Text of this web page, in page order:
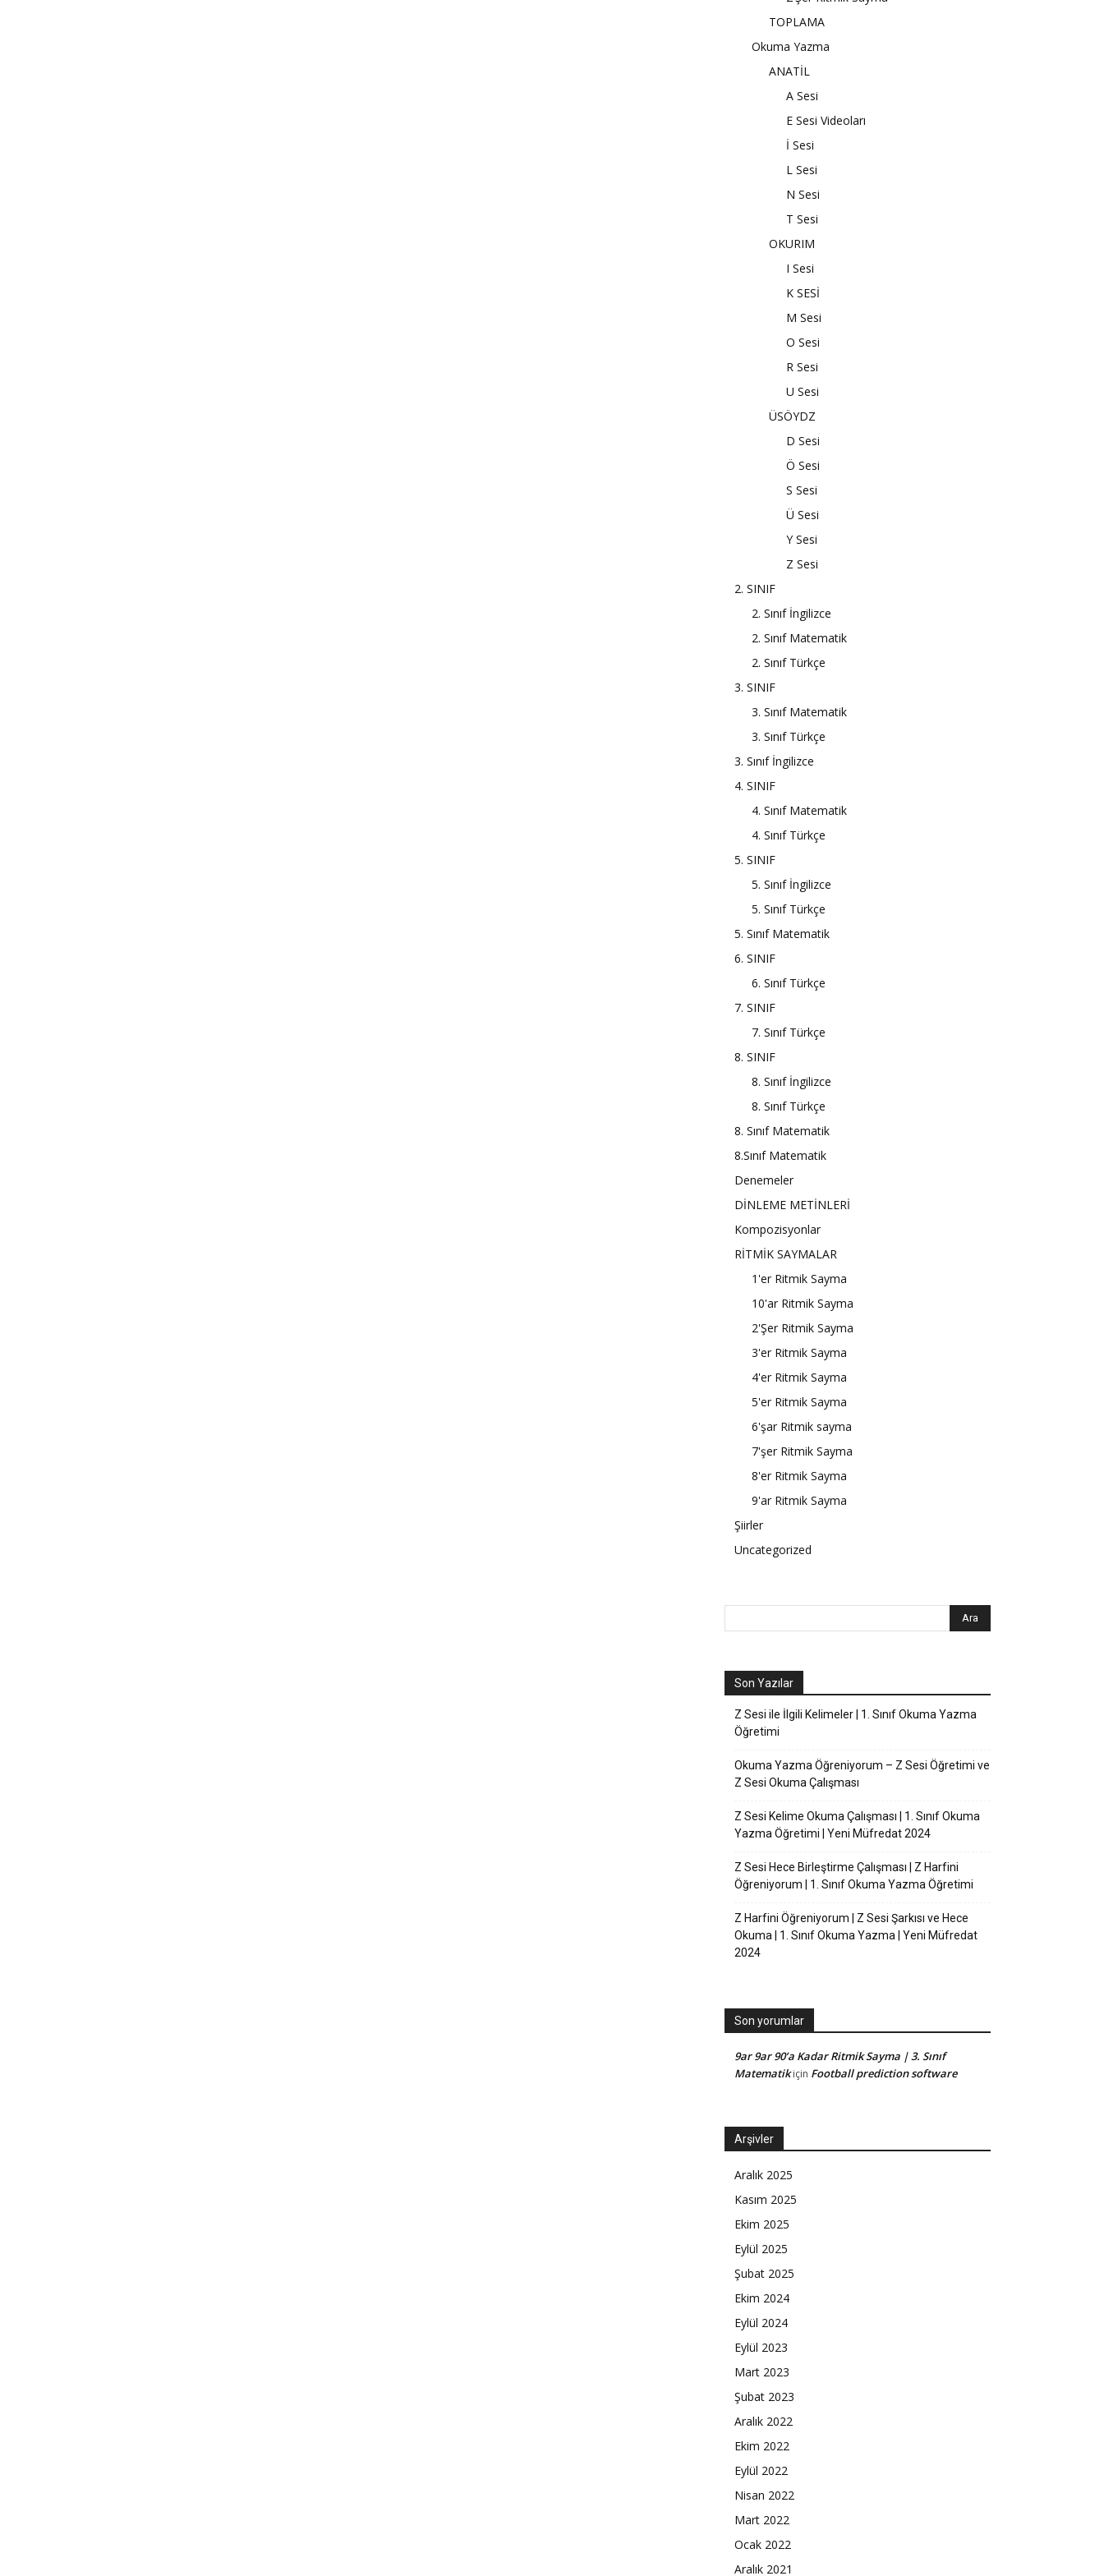
TOPLAMA
Okuma Yazma
ANATİL
A Sesi
E Sesi Videoları
İ Sesi
L Sesi
N Sesi
T Sesi
OKURIM
I Sesi
K SESİ
M Sesi
O Sesi
R Sesi
U Sesi
ÜSÖYDZ
D Sesi
Ö Sesi
S Sesi
Ü Sesi
Y Sesi
Z Sesi
2. SINIF
2. Sınıf İngilizce
2. Sınıf Matematik
2. Sınıf Türkçe
3. SINIF
3. Sınıf Matematik
3. Sınıf Türkçe
3. Sınıf İngilizce
4. SINIF
4. Sınıf Matematik
4. Sınıf Türkçe
5. SINIF
5. Sınıf İngilizce
5. Sınıf Türkçe
5. Sınıf Matematik
6. SINIF
6. Sınıf Türkçe
7. SINIF
7. Sınıf Türkçe
8. SINIF
8. Sınıf İngilizce
8. Sınıf Türkçe
8. Sınıf Matematik
8.Sınıf Matematik
Denemeler
DİNLEME METİNLERİ
Kompozisyonlar
RİTMİK SAYMALAR
1'er Ritmik Sayma
10'ar Ritmik Sayma
2'Şer Ritmik Sayma
3'er Ritmik Sayma
4'er Ritmik Sayma
5'er Ritmik Sayma
6'şar Ritmik sayma
7'şer Ritmik Sayma
8'er Ritmik Sayma
9'ar Ritmik Sayma
Şiirler
Uncategorized
Son Yazılar
Z Sesi ile İlgili Kelimeler | 1. Sınıf Okuma Yazma
Öğretimi
Okuma Yazma Öğreniyorum – Z Sesi Öğretimi ve
Z Sesi Okuma Çalışması
Z Sesi Kelime Okuma Çalışması | 1. Sınıf Okuma
Yazma Öğretimi | Yeni Müfredat 2024
Z Sesi Hece Birleştirme Çalışması | Z Harfini
Öğreniyorum | 1. Sınıf Okuma Yazma Öğretimi
Z Harfini Öğreniyorum | Z Sesi Şarkısı ve Hece
Okuma | 1. Sınıf Okuma Yazma | Yeni Müfredat
2024
Son yorumlar
9ar 9ar 90’a Kadar Ritmik Sayma | 3. Sınıf
Matematikiçin Football prediction software
Arşivler
Aralık 2025
Kasım 2025
Ekim 2025
Eylül 2025
Şubat 2025
Ekim 2024
Eylül 2024
Eylül 2023
Mart 2023
Şubat 2023
Aralık 2022
Ekim 2022
Eylül 2022
Nisan 2022
Mart 2022
Ocak 2022
Aralık 2021